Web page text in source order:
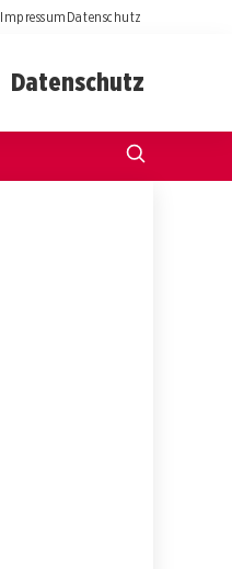
ImpressumDatenschutz
Datenschutz